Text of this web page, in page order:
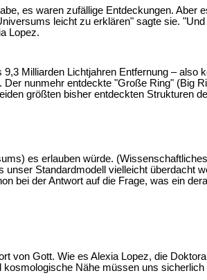
es waren zufällige Entdeckungen. Aber
leicht zu erklären" sagte sie.
Lopez.
Milliarden Lichtjahren Entfernung – also
nunmehr entdeckte "Große Ring" (Big
größten bisher entdeckten Strukturen
es erlauben würde.
Standardmodell vielleicht überdacht
bei der Antwort auf die Frage, was ein
von Gott. Wie es Alexia Lopez, die
Nähe müssen uns